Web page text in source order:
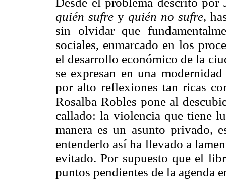
quién sufre y quién no sufre,
sin olvidar que
sociales, enmarcado en los
el desarrollo económico de la
se expresan en una
por alto reflexiones tan ricas
Rosalba Robles pone al
callado: la violencia que tiene
manera es un asunto privado,
entenderlo así ha llevado a
evitado. Por supuesto que el
puntos pendientes de la agenda